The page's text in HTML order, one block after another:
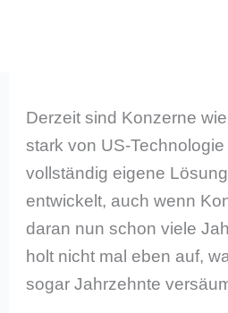
Derzeit sind Konzerne
stark von US-
vollständig eigene
entwickelt, auch wenn
daran nun schon viele
holt nicht mal eben auf,
sogar Jahrzehnte